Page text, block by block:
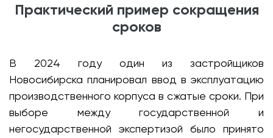
Практический пример сокращения
сроков
В 2024 году один из застройщиков
Новосибирска планировал ввод в эксплуатацию
производственного корпуса в сжатые сроки. При
выборе между государственной и
негосударственной экспертизой было принято